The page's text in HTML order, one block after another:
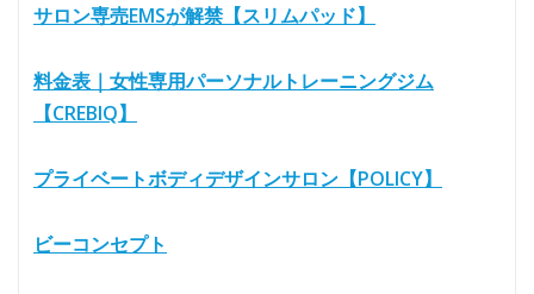
サロン専売EMSが解禁【スリムパッド】
料金表｜女性専用パーソナルトレーニングジム
【CREBIQ】
プライベートボディデザインサロン【POLICY】
ビーコンセプト